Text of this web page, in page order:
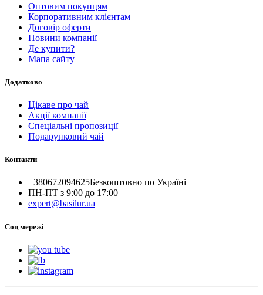
Оптовим покупцям
Корпоративним клієнтам
Договір оферти
Новини компанії
Де купити?
Мапа сайту
Додатково
Цікаве про чай
Акції компанії
Спеціальні пропозиції
Подарунковий чай
Контакти
+380672094625Безкоштовно по Україні
ПН-ПТ з 9:00 до 17:00
expert@basilur.ua
Cоц мережі